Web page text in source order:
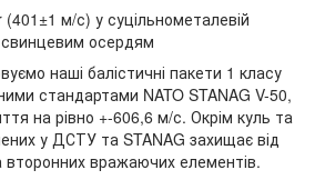
м/с) у суцільнометалевій
свинцевим осердям
наші балістичні пакети 1 класу
стандартами NATO STANAG V-50,
на рівно +-606,6 м/с. Окрім куль та
у ДСТУ та STANAG захищає від
второнних вражаючих елементів.